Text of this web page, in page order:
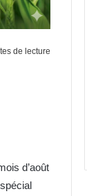
de lecture
d’août